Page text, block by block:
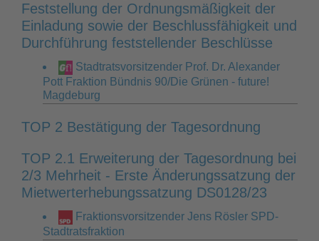
Feststellung der Ordnungsmäßigkeit der
Einladung sowie der Beschlussfähigkeit und
Durchführung feststellender Beschlüsse
Stadtratsvorsitzender Prof. Dr. Alexander
Pott Fraktion Bündnis 90/Die Grünen - future!
Magdeburg
TOP 2 Bestätigung der Tagesordnung
TOP 2.1 Erweiterung der Tagesordnung bei
2/3 Mehrheit - Erste Änderungssatzung der
Mietwerterhebungssatzung DS0128/23
Fraktionsvorsitzender Jens Rösler SPD-
Stadtratsfraktion